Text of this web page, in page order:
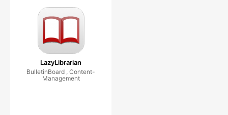
LazyLibrarian
BulletinBoard , Content-
Management